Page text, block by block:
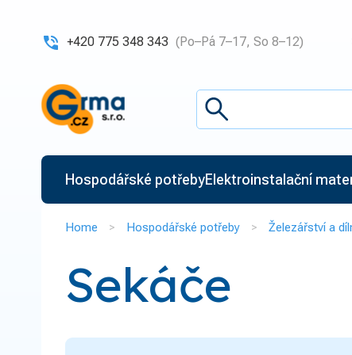
+420 775 348 343 (Po–Pá 7–17, So 8–12)
Hospodářské potřebyElektroinstalační
Home Hospodářské potřeby Železářství a
Sekáče